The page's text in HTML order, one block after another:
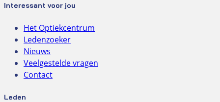
Interessant voor jou
Het Optiekcentrum
Ledenzoeker
Nieuws
Veelgestelde vragen
Contact
Leden